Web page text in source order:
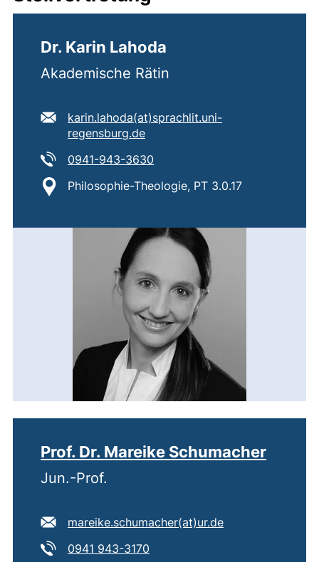
Dr. Karin Lahoda
Akademische Rätin
E-Mail Adresse:
karin.lahoda​(at)​sprachlit.uni-
regensburg.de(öffnet Ihr E-Mail-Programm)
Tel:
0941-943-3630
Standort:
Philosophie-Theologie, PT 3.0.17
Prof. Dr. Mareike Schumacher
Jun.-Prof.
E-Mail Adresse:
mareike.schumacher​(at)​ur.de(öffnet Ihr E-
Tel:
0941 943-3170